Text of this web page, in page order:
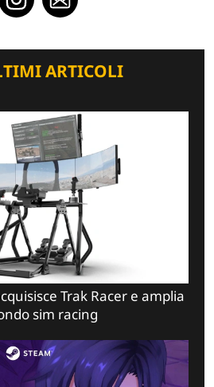
ARTICOLI
Trak Racer e amplia
sim racing